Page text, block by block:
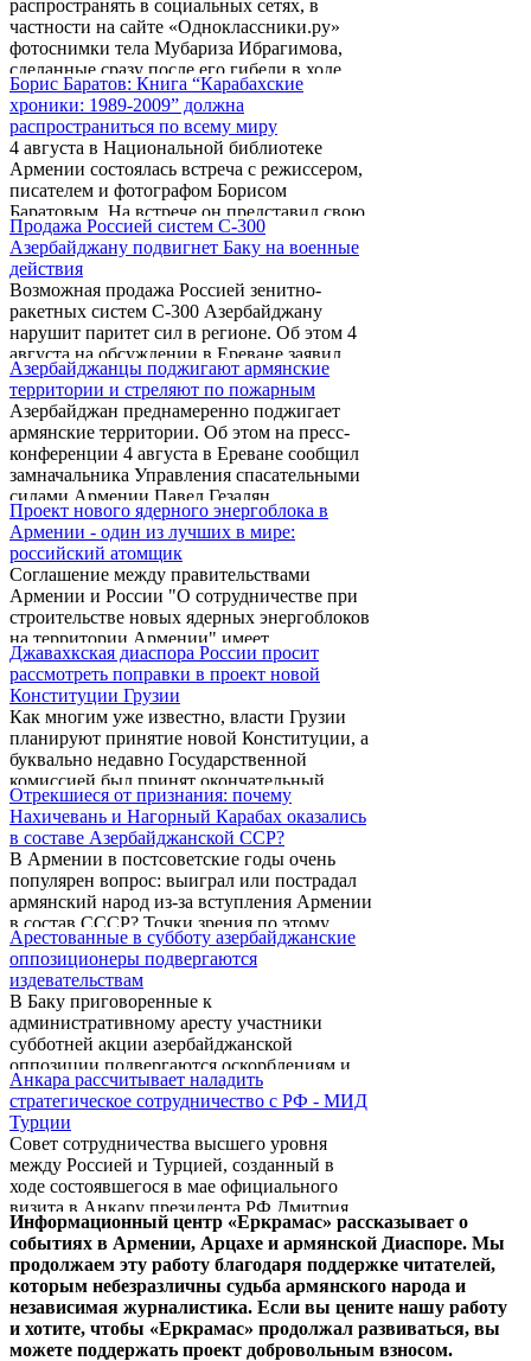
конфискованные вследствие Геноцида
армян 1915-23 гг. собственность, имущество
и понесенные убытки.
распространять в социальных сетях, в
частности на сайте «Одноклассники.ру»
фотоснимки тела Мубариза Ибрагимова,
сделанные сразу после его гибели в ходе
диверсионной атаки азербайджанской
стороны на посты Армии обороны НКР,
которая была успешно отбита.
Борис Баратов: Книга “Карабахские
хроники: 1989-2009” должна
распространиться по всему миру
4 августа в Национальной библиотеке
Армении состоялась встреча с режиссером,
писателем и фотографом Борисом
Баратовым. На встрече он представил свою
последнюю книгу-альбом “Карабахские
хроники: 1989-2009” и говорил об
информационной войне между Арменией и
Азербайджаном.
Продажа Россией систем С-300
Азербайджану подвигнет Баку на военные
действия
Возможная продажа Россией зенитно-
ракетных систем С-300 Азербайджану
нарушит паритет сил в регионе. Об этом 4
августа на обсуждении в Ереване заявил
армянский аналитик Давид Петросян.
Азербайджанцы поджигают армянские
территории и стреляют по пожарным
Азербайджан преднамеренно поджигает
армянские территории. Об этом на пресс-
конференции 4 августа в Ереване сообщил
замначальника Управления спасательными
силами Армении Павел Гезалян.
Проект нового ядерного энергоблока в
Армении - один из лучших в мире:
российский атомщик
Соглашение между правительствами
Армении и России "О сотрудничестве при
строительстве новых ядерных энергоблоков
на территории Армении" имеет
положительный характер для обеих сторон -
и армянской, и российской. Об этом заявил
генеральный директор "Атомтехэнерго",
доктор технических наук Эдуард Сааков.
По его словам, Армения получает
отличный драфт-проект, который будет
исполняться силами тех же самых
специалистов, строивших и помогавших
эксплуатировать Армянскую АЭС. "Эти
специалисты отлично знают ...
Джавахкская диаспора России просит
рассмотреть поправки в проект новой
Конституции Грузии
Как многим уже известно, власти Грузии
планируют принятие новой Конституции, а
буквально недавно Государственной
комиссией был принят окончательный
проект конституционных изменений.
Согласно процедурам, данный проект будет
переправлен президенту Грузии, который в
свою очередь представит проект на
обсуждение Парламенту Грузии. После
этого Парламент Грузии должен начать
публичные обсуждения, прежде чем проект
будет вынесен на голосование, которое как
ожидается, должно произойти этой осенью.
Отрекшиеся от признания: почему
Нахичевань и Нагорный Карабах оказались
в составе Азербайджанской ССР?
В Армении в постсоветские годы очень
популярен вопрос: выиграл или пострадал
армянский народ из-за вступления Армении
в состав СССР? Точки зрения по этому
поводу самые разные, и все имеют свои
обоснования. Многие, в основном,
представители молодежи, вовсе и не
задумывались над этим вопросом. А
пожилое поколение прекрасно помнит
эпизоды вхождения Армении в СССР по
рассказам своих дедов и прадедов.
Публикуемое сегодня письмо составлено в
достаточно смелой для своего времени
форме, даже если ...
Арестованные в субботу азербайджанские
оппозиционеры подвергаются
издевательствам
В Баку приговоренные к
административному аресту участники
субботней акции азербайджанской
оппозиции подвергаются оскорблениям и
давлению. Как сообщает «Кавказский
узел», об этом заявил заместитель
председателя партии Народного фронта
Азербайджана (ПНФА) Фуад Гахраманлы.
Анкара рассчитывает наладить
стратегическое сотрудничество с РФ - МИД
Турции
Совет сотрудничества высшего уровня
между Россией и Турцией, созданный в
ходе состоявшегося в мае официального
визита в Анкару президента РФ Дмитрия
Медведева, станет основой для
налаживания стратегического партнерства
между двумя странами, убежден глава
турецкого МИД Ахмет Давутоглу, передает
РИА Новости.
Информационный центр «Еркрамас» рассказывает о
событиях в Армении, Арцахе и армянской Диаспоре. Мы
продолжаем эту работу благодаря поддержке читателей,
которым небезразличны судьба армянского народа и
независимая журналистика. Если вы цените нашу работу
и хотите, чтобы «Еркрамас» продолжал развиваться, вы
можете поддержать проект добровольным взносом.